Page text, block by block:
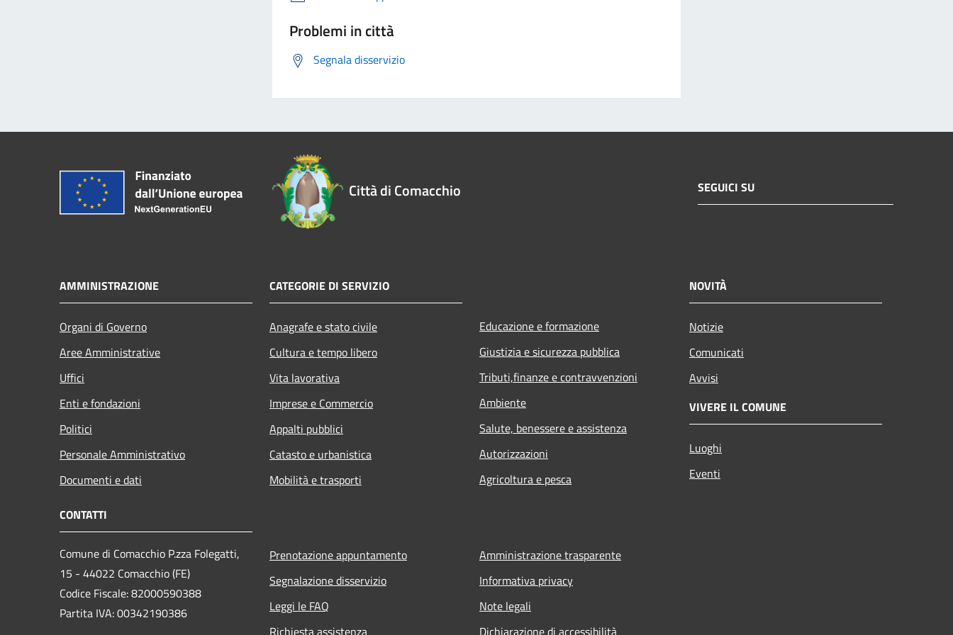
Problemi in città
Segnala disservizio
Città di Comacchio SEGUICI SU
AMMINISTRAZIONE
Organi di Governo
Aree Amministrative
Uffici
Enti e fondazioni
Politici
Personale Amministrativo
Documenti e dati
CATEGORIE DI SERVIZIO
Anagrafe e stato civile
Cultura e tempo libero
Vita lavorativa
Imprese e Commercio
Appalti pubblici
Catasto e urbanistica
Mobilità e trasporti
Educazione e formazione
Giustizia e sicurezza pubblica
Tributi,finanze e contravvenzioni
Ambiente
Salute, benessere e assistenza
Autorizzazioni
Agricoltura e pesca
NOVITÀ
Notizie
Comunicati
Avvisi
VIVERE IL COMUNE
Luoghi
Eventi
CONTATTI
Comune di Comacchio P.zza Folegatti,
15 - 44022 Comacchio (FE)
Codice Fiscale: 82000590388
Partita IVA: 00342190386
Prenotazione appuntamento
Segnalazione disservizio
Leggi le FAQ
Richiesta assistenza
Amministrazione trasparente
Informativa privacy
Note legali
Dichiarazione di accessibilità